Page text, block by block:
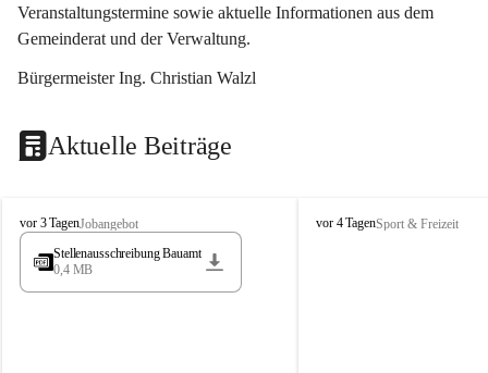
Veranstaltungstermine sowie aktuelle Informationen aus dem
Gemeinderat und der Verwaltung.
Bürgermeister Ing. Christian Walzl
Aktuelle Beiträge
S
t
s
vor 3 TagenJobangebot
Stellenausschreibung Bauamt
0,4 MB
S
vor 4 TagenSport & Freizeit